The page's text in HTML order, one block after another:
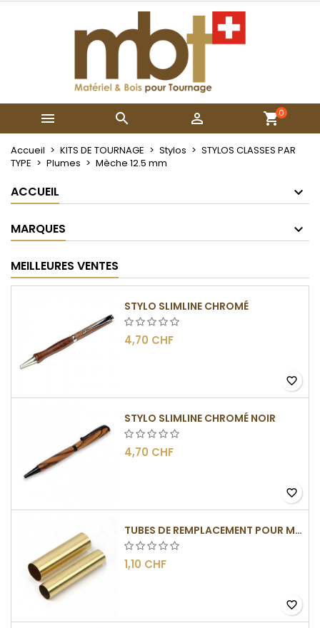
   0
Accueil KITS DE TOURNAGE Stylos
STYLOS CLASSES PAR
TYPE
Plumes Mèche 12.5 mm
ACCUEIL
MARQUES
MEILLEURES VENTES
STYLO SLIMLINE CHROMÉ
4,70 CHF
favorite_border
STYLO SLIMLINE CHROMÉ NOIR
4,70 CHF
favorite_border
TUBES DE REMPLACEMENT POUR MÉCANISME SLIMLINE
1,10 CHF
favorite_border
Mes listes
Créer une nouvelle liste
Créer une liste d'envies
Connexion
Vous devez être connecté pour ajouter des produits
à votre liste d'envies.
Annuler Connexion